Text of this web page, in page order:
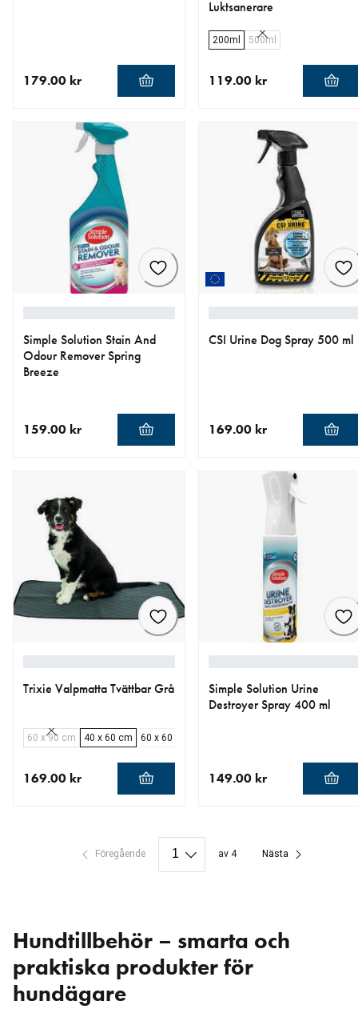
179.00 kr
Luktsanerare
200ml 500ml
119.00 kr
Simple Solution Stain And
Odour Remover Spring
Breeze
159.00 kr
CSI Urine Dog Spray 500 ml
169.00 kr
Trixie Valpmatta Tvättbar Grå
60 x 90 cm 40 x 60 cm 60 x 60 cm
169.00 kr
Simple Solution Urine
Destroyer Spray 400 ml
149.00 kr
Föregående av 4 Nästa
Hundtillbehör – smarta och
praktiska produkter för
hundägare